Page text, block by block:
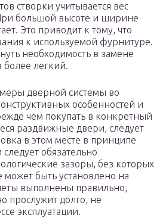
створки учитывается вес
большой высоте и ширине
Это приводит к тому, что
к используемой фурнитуре.
необходимость в замене
более легкий.
дверной системы во
особенностей и
чем покупать в конкретный
раздвижные двери, следует
в этом месте в принципе
обязательно
зазоры, без которых
может быть установлено на
выполнены правильно,
прослужит долго, не
эксплуатации.